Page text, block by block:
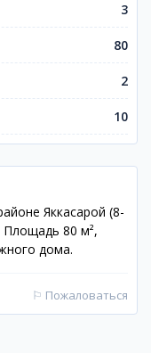
3
80
2
10
Яккасарой (8-
80 м²,
дома.
⚐ Пожаловаться